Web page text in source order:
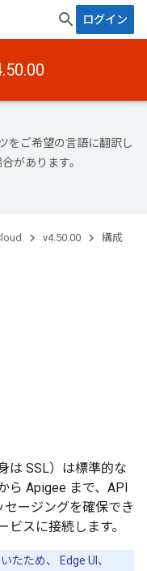
ログイン
をご希望の言語に翻訳し
があります。
v4.50.00 構成
は SSL）は標準的な
ら Apigee まで、API
ージングを確保でき
ビスに接続します。
たため、 Edge UI、